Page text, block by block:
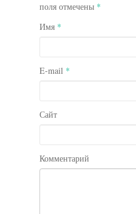
поля отмечены *
Имя *
E-mail *
Сайт
Комментарий